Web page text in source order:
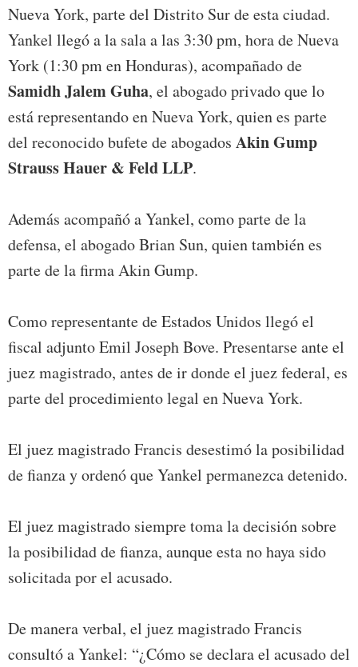
Nueva York, parte del Distrito Sur de esta ciudad.
Yankel llegó a la sala a las 3:30 pm, hora de Nueva
York (1:30 pm en Honduras), acompañado de
Samidh Jalem Guha, el abogado privado que lo
está representando en Nueva York, quien es parte
del reconocido bufete de abogados Akin Gump
Strauss Hauer & Feld LLP.
Además acompañó a Yankel, como parte de la
defensa, el abogado Brian Sun, quien también es
parte de la firma Akin Gump.
Como representante de Estados Unidos llegó el
fiscal adjunto Emil Joseph Bove. Presentarse ante el
juez magistrado, antes de ir donde el juez federal, es
parte del procedimiento legal en Nueva York.
El juez magistrado Francis desestimó la posibilidad
de fianza y ordenó que Yankel permanezca detenido.
El juez magistrado siempre toma la decisión sobre
la posibilidad de fianza, aunque esta no haya sido
solicitada por el acusado.
De manera verbal, el juez magistrado Francis
consultó a Yankel: “¿Cómo se declara el acusado del